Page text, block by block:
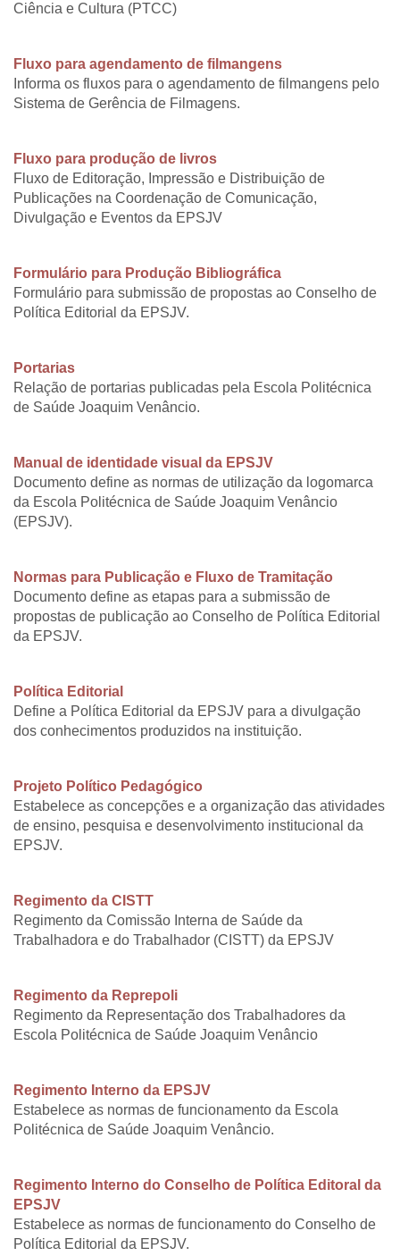
Ciência e Cultura (PTCC)
Fluxo para agendamento de filmangens
Informa os fluxos para o agendamento de filmangens pelo
Sistema de Gerência de Filmagens.
Fluxo para produção de livros
Fluxo de Editoração, Impressão e Distribuição de
Publicações na Coordenação de Comunicação,
Divulgação e Eventos da EPSJV
Formulário para Produção Bibliográfica
Formulário para submissão de propostas ao Conselho de
Política Editorial da EPSJV.
Portarias
Relação de portarias publicadas pela Escola Politécnica
de Saúde Joaquim Venâncio.
Manual de identidade visual da EPSJV
Documento define as normas de utilização da logomarca
da Escola Politécnica de Saúde Joaquim Venâncio
(EPSJV).
Normas para Publicação e Fluxo de Tramitação
Documento define as etapas para a submissão de
propostas de publicação ao Conselho de Política Editorial
da EPSJV.
Política Editorial
Define a Política Editorial da EPSJV para a divulgação
dos conhecimentos produzidos na instituição.
Projeto Político Pedagógico
Estabelece as concepções e a organização das atividades
de ensino, pesquisa e desenvolvimento institucional da
EPSJV.
Regimento da CISTT
Regimento da Comissão Interna de Saúde da
Trabalhadora e do Trabalhador (CISTT) da EPSJV
Regimento da Reprepoli
Regimento da Representação dos Trabalhadores da
Escola Politécnica de Saúde Joaquim Venâncio
Regimento Interno da EPSJV
Estabelece as normas de funcionamento da Escola
Politécnica de Saúde Joaquim Venâncio.
Regimento Interno do Conselho de Política Editoral da
EPSJV
Estabelece as normas de funcionamento do Conselho de
Política Editorial da EPSJV.